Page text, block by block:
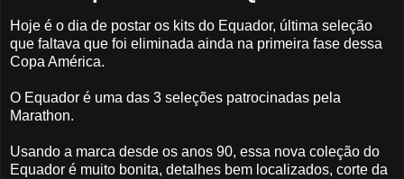
Hoje é o dia de postar os kits do Equador, última seleção
que faltava que foi eliminada ainda na primeira fase dessa
Copa América.
O Equador é uma das 3 seleções patrocinadas pela
Marathon.
Usando a marca desde os anos 90, essa nova coleção do
Equador é muito bonita, detalhes bem localizados, corte da